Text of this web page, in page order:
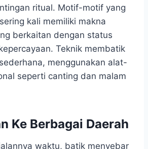
ritual. Motif-motif yang
kali memiliki makna
berkaitan dengan status
Teknik membatik
menggunakan alat-
seperti canting dan malam
Ke Berbagai Daerah
waktu, batik menyebar